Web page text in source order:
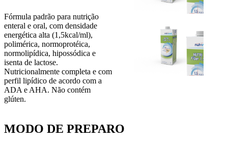
Fórmula padrão para nutrição
enteral e oral, com densidade
energética alta (1,5kcal/ml),
polimérica, normoprotéica,
normolipídica, hipossódica e
isenta de lactose.
Nutricionalmente completa e com
perfil lipídico de acordo com a
ADA e AHA. Não contém
glúten.
MODO DE PREPARO